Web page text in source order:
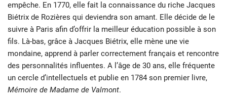
empêche. En 1770, elle fait la connaissance du riche Jacques
Biétrix de Rozières qui deviendra son amant. Elle décide de le
suivre à Paris afin d’offrir la meilleur éducation possible à son
fils. Là-bas, grâce à Jacques Biétrix, elle mène une vie
mondaine, apprend à parler correctement français et rencontre
des personnalités influentes. A l’âge de 30 ans, elle fréquente
un cercle d’intellectuels et publie en 1784 son premier livre,
Mémoire de Madame de Valmont.